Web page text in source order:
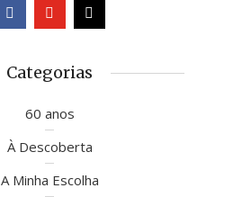
Categorias
60 anos
À Descoberta
A Minha Escolha